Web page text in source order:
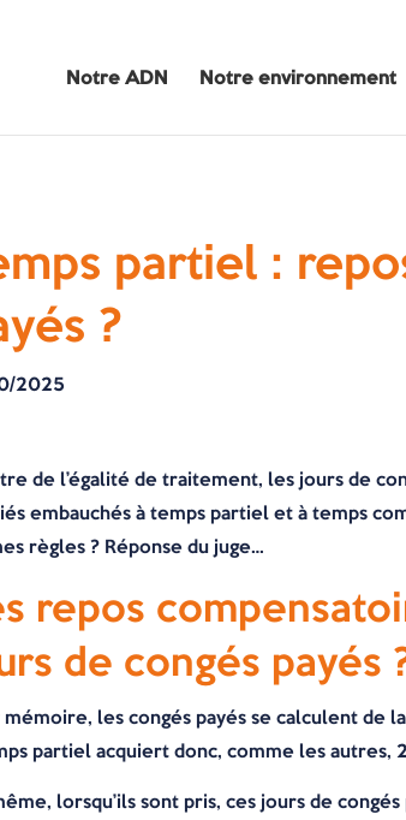
Notre ADN Notre environnement
partiel :
?
2025
de l’égalité de traitement, les jours de
embauchés à temps partiel et à temps
règles ? Réponse du juge…
repos
de congés payés
mémoire, les congés payés se calculent de
partiel acquiert donc, comme les autres,
lorsqu’ils sont pris, ces jours de